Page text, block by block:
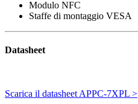
Modulo NFC
Staffe di montaggio VESA
Datasheet
Scarica il datasheet APPC-7XPL >